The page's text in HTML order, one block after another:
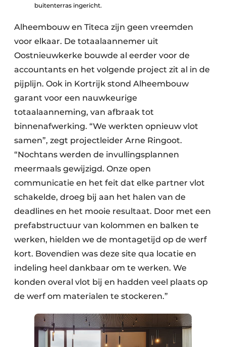
Veiligheid & Opleiding
Zonwering
buitenterras ingericht.
Alheembouw en Titeca zijn geen vreemden
voor elkaar. De totaalaannemer uit
Oostnieuwkerke bouwde al eerder voor de
accountants en het volgende project zit al in de
pijplijn. Ook in Kortrijk stond Alheembouw
garant voor een nauwkeurige
totaalaanneming, van afbraak tot
binnenafwerking. “We werkten opnieuw vlot
samen”, zegt projectleider Arne Ringoot.
“Nochtans werden de invullingsplannen
meermaals gewijzigd. Onze open
communicatie en het feit dat elke partner vlot
schakelde, droeg bij aan het halen van de
deadlines en het mooie resultaat. Door met een
prefabstructuur van kolommen en balken te
werken, hielden we de montagetijd op de werf
kort. Bovendien was deze site qua locatie en
indeling heel dankbaar om te werken. We
konden overal vlot bij en hadden veel plaats op
de werf om materialen te stockeren.”